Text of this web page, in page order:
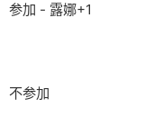
参加 - 露娜+1
不参加